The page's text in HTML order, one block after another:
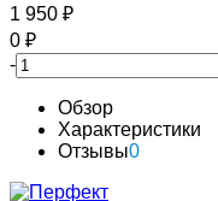
1 950 ₽
0 ₽
-
Обзор
Характеристики
Отзывы0